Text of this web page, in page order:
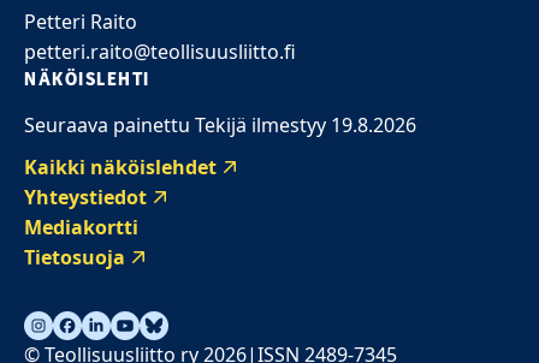
Petteri Raito
petteri.raito@teollisuusliitto.fi
NÄKÖISLEHTI
Seuraava painettu Tekijä ilmestyy 19.8.2026
Kaikki näköislehdet
Yhteystiedot
Mediakortti
Tietosuoja
© Teollisuusliitto ry 2026|ISSN 2489-7345